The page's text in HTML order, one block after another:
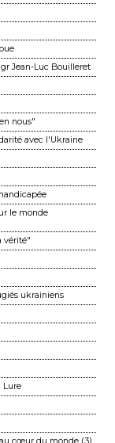
Jean-Luc Bouilleret
nous"
avec l'Ukraine
le monde
vérité"
ukrainiens
Lure
au cœur du monde (3)